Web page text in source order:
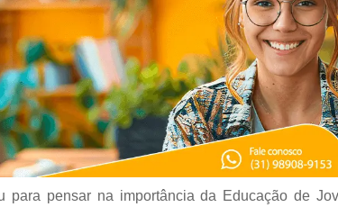
para pensar na importância da Educação de